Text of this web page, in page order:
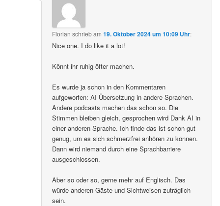
Florian schriebam19. Oktober 2024 um 10:09 Uhr:
Nice one. I do like it a lot!
Könnt ihr ruhig öfter machen.
Es wurde ja schon in den Kommentaren
aufgeworfen: AI Übersetzung in andere Sprachen.
Andere podcasts machen das schon so. Die
Stimmen bleiben gleich, gesprochen wird Dank AI in
einer anderen Sprache. Ich finde das ist schon gut
genug, um es sich schmerzfrei anhören zu können.
Dann wird niemand durch eine Sprachbarriere
ausgeschlossen.
Aber so oder so, gerne mehr auf Englisch. Das
würde anderen Gäste und Sichtweisen zuträglich
sein.